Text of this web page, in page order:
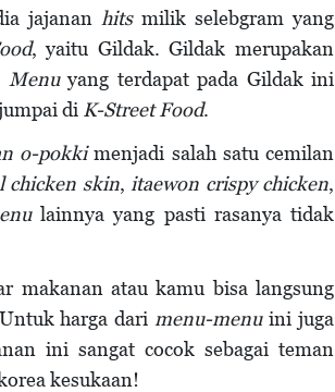
jajananhitsmilik selebgram yang
, yaitu Gildak. Gildak merupakan
Menuyang terdapat pada Gildak ini
di K-Street Food.
o-pokkimenjadi salah satu cemilan
chicken skin,itaewon crispy chicken,
lainnya yang pasti rasanya tidak
makanan atau kamu bisa langsung
harga darimenu-menuini juga
ini sangat cocok sebagai teman
kesukaan!